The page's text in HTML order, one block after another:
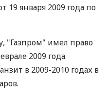
19 января 2009 года по
"Газпром" имел право
2009 года
в 2009-2010 годах в